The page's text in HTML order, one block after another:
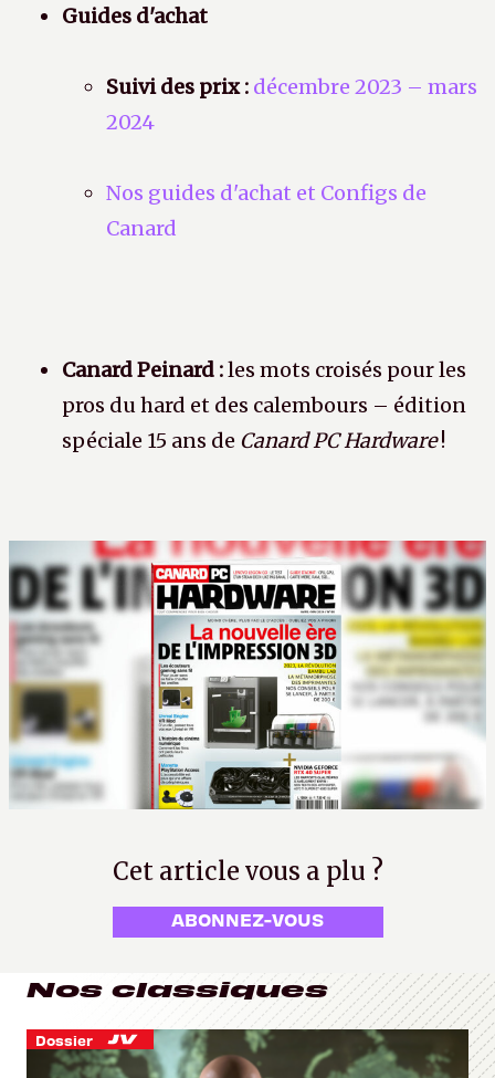
Guides d'achat
Suivi des prix : décembre 2023 – mars
2024
Nos guides d'achat et Configs de
Canard
Canard Peinard :les mots croisés pour les
pros du hard et des calembours – édition
spéciale 15 ans de Canard PC Hardware!
Cet article vous a plu ?
ABONNEZ-VOUS
Nos classiques
Dossier